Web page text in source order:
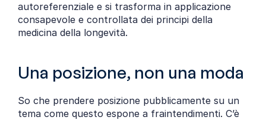
autoreferenziale e si trasforma in applicazione
consapevole e controllata dei principi della
medicina della longevità.
Una posizione, non una moda
So che prendere posizione pubblicamente su un
tema come questo espone a fraintendimenti. C’è